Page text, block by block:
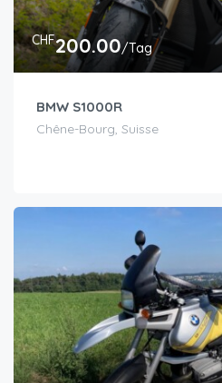
CHF200.00/Tag
BMW S1000R
Chêne-Bourg, Suisse